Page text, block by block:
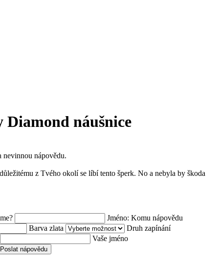
Diamond náušnice
nevinnou nápovědu.
z Tvého okolí se líbí tento šperk. No a nebyla by škoda
Jméno: Komu nápovědu
Barva zlata
Druh zapínání
Vaše jméno
Poslat nápovědu